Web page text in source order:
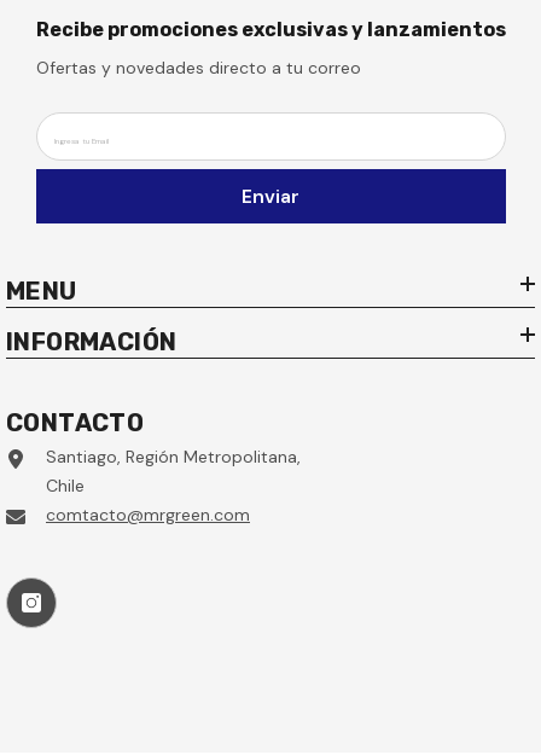
Recibe promociones exclusivas y lanzamientos
Ofertas y novedades directo a tu correo
Ingresa tu Email
Enviar
MENU
INFORMACIÓN
CONTACTO
Santiago, Región Metropolitana,
Chile
comtacto@mrgreen.com